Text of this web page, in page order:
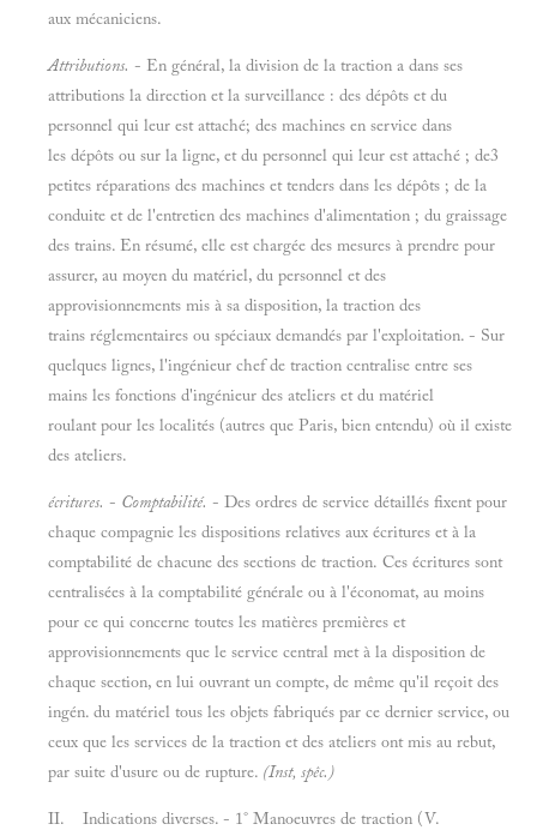
aux mécaniciens.
Attributions. - En général, la division de la traction a dans ses
attributions la direction et la surveillance : des dépôts et du
personnel qui leur est attaché; des machines en service dans
les dépôts ou sur la ligne, et du personnel qui leur est attaché ; de3
petites réparations des machines et tenders dans les dépôts ; de la
conduite et de l'entretien des machines d'alimentation ; du graissage
des trains. En résumé, elle est chargée des mesures à prendre pour
assurer, au moyen du matériel, du personnel et des
approvisionnements mis à sa disposition, la traction des
trains réglementaires ou spéciaux demandés par l'exploitation. - Sur
quelques lignes, l'ingénieur chef de traction centralise entre ses
mains les fonctions d'ingénieur des ateliers et du matériel
roulant pour les localités (autres que Paris, bien entendu) où il existe
des ateliers.
écritures. - Comptabilité. - Des ordres de service détaillés fixent pour
chaque compagnie les dispositions relatives aux écritures et à la
comptabilité de chacune des sections de traction. Ces écritures sont
centralisées à la comptabilité générale ou à l'économat, au moins
pour ce qui concerne toutes les matières premières et
approvisionnements que le service central met à la disposition de
chaque section, en lui ouvrant un compte, de même qu'il reçoit des
ingén. du matériel tous les objets fabriqués par ce dernier service, ou
ceux que les services de la traction et des ateliers ont mis au rebut,
par suite d'usure ou de rupture. (Inst, spêc.)
II. Indications diverses. - 1° Manoeuvres de traction (V.